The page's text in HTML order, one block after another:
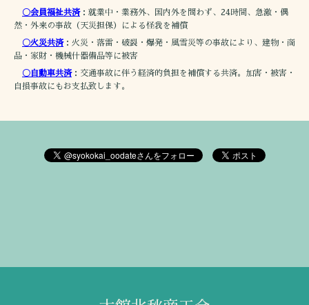
〇会員福祉共済：就業中・業務外、国内外を問わず、24時間、急激・偶
然・外来の事故（天災担保）による怪我を補償
〇火災共済：火災・落雷・破裂・爆発・風雪災等の事故により、建物・商
品・家財・機械什器備品等に被害
〇自動車共済：交通事故に伴う経済的負担を補償する共済。加害・被害・
自損事故にもお支払致します。